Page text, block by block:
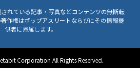
れている記事・写真などコンテンツの無断転
作権はポップアスリートならびにその情報提
供者に帰属します。
Corporation All Rights Reserved.